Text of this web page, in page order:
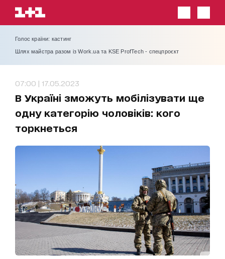
Голос країни: кастинг
Шлях майстра разом із Work.ua та KSE ProfTech - спецпроєкт
07:00 | 17.05.2023
В Україні зможуть мобілізувати ще
одну категорію чоловіків: кого
торкнеться